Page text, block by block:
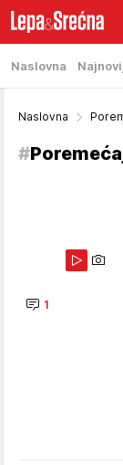
Naslovna
Naslovna
#
1